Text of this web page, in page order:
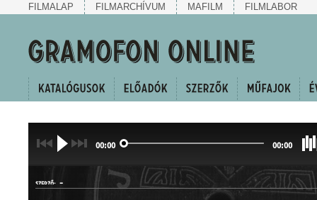
FILMALAP FILMARCHÍVUM MAFILM FILMLABOR
00:00 00:00
SZERZŐ: -